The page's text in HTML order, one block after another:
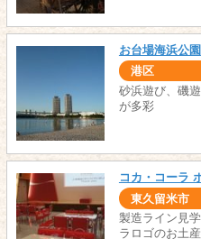
お台場海浜公園
港区
砂浜遊び、磯
が多彩
コカ・コーラ
東久留米市
製造ライン見
ラロゴのお土